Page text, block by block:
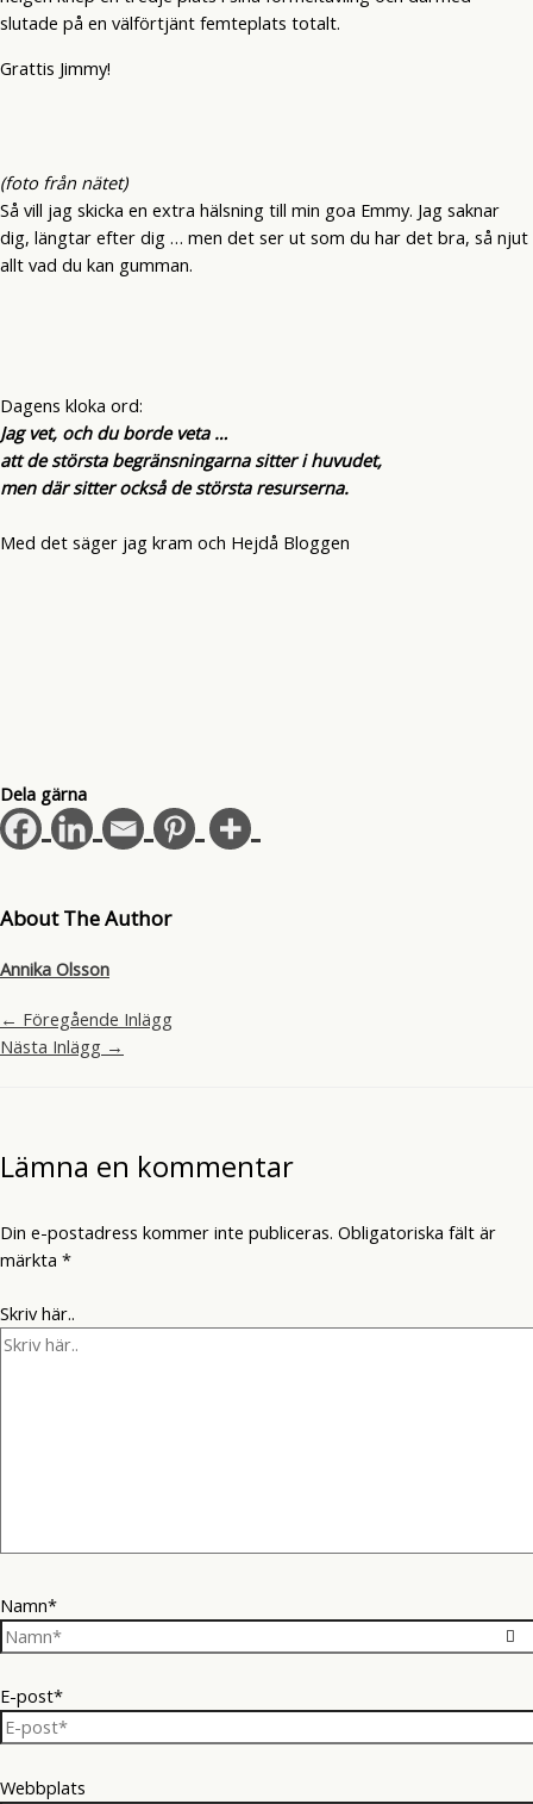
slutade på en välförtjänt femteplats totalt.
Grattis Jimmy!
(foto från nätet)
Så vill jag skicka en extra hälsning till min goa Emmy. Jag saknar
dig, längtar efter dig … men det ser ut som du har det bra, så njut
allt vad du kan gumman.
Dagens kloka ord:
Jag vet, och du borde veta …
att de största begränsningarna sitter i huvudet,
men där sitter också de största resurserna.
Med det säger jag kram och Hejdå Bloggen
Dela gärna
About The Author
Annika Olsson
← Föregående Inlägg
Nästa Inlägg →
Lämna en kommentar
Din e-postadress kommer inte publiceras. Obligatoriska fält är
märkta *
Skriv här..
Namn*
E-post*
Webbplats